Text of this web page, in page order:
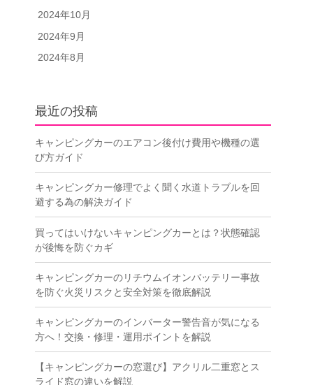
2024年10月
2024年9月
2024年8月
最近の投稿
キャンピングカーのエアコン後付け費用や機種の選
び方ガイド
キャンピングカー修理でよく聞く水道トラブルを回
避する為の解決ガイド
買ってはいけないキャンピングカーとは？状態確認
が後悔を防ぐカギ
キャンピングカーのリチウムイオンバッテリー事故
を防ぐ火災リスクと安全対策を徹底解説
キャンピングカーのインバーター警告音が気になる
方へ！交換・修理・運用ポイントを解説
【キャンピングカーの窓選び】アクリル二重窓とス
ライド窓の違いを解説